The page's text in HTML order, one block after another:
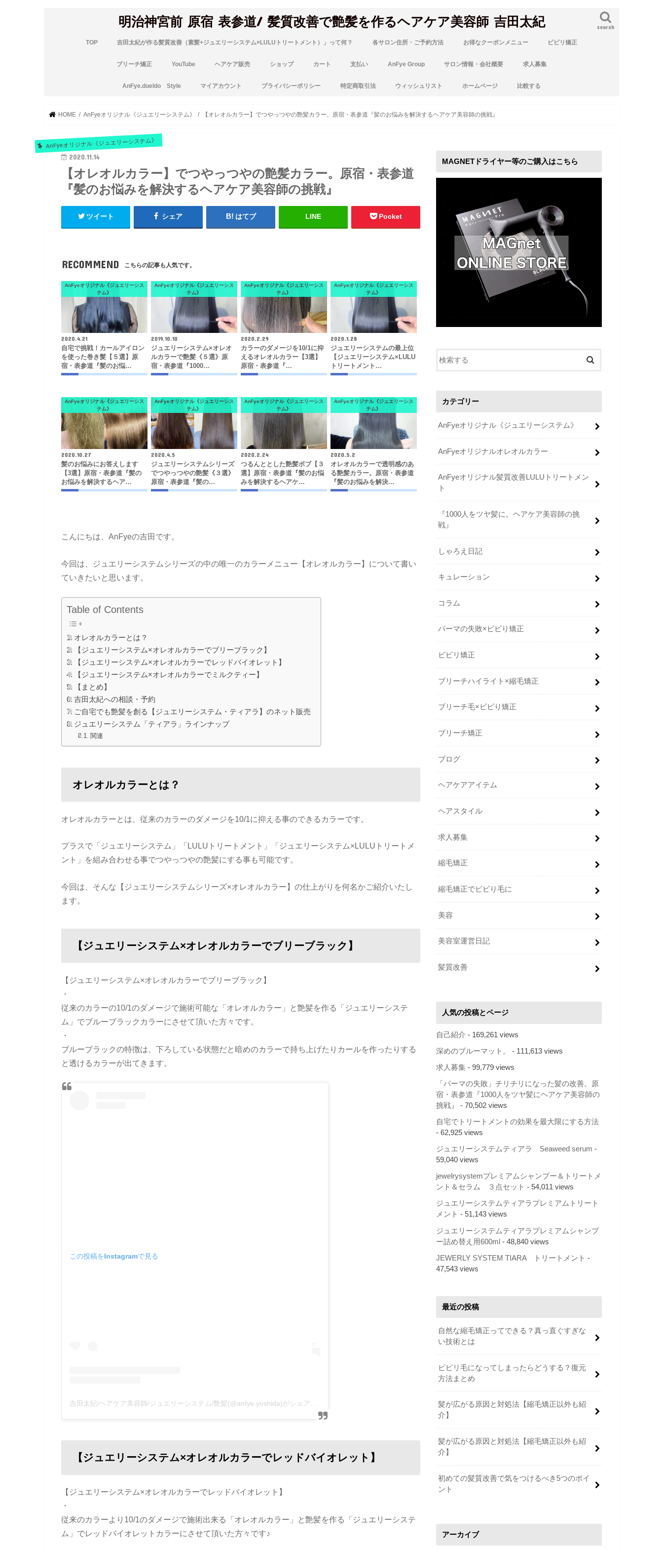
明治神宮前 原宿 表参道/ 髪質改善で艶髪を作るヘアケア美容師 吉田太紀 search
TOP 吉田太紀が作る髪質改善（素髪+ジュエリーシステム×LULUトリートメント）」って何？ 各サロン住所・ご予約方法 お得なクーポンメニュー ビビリ矯正
ブリーチ矯正 YouTube ヘアケア販売 ショップ カート 支払い AnFye Group サロン情報・会社概要 求人募集
AnFye.dueldo Style マイアカウント プライバシーポリシー 特定商取引法 ウィッシュリスト ホームページ 比較する
HOME AnFyeオリジナル《ジュエリーシステム》 【オレオルカラー】でつやっつやの艶髪カラー。原宿・表参道『髪のお悩みを解決するヘアケア美容師の挑戦』
AnFyeオリジナル《ジュエリーシステム》
2020.11.14
【オレオルカラー】でつやっつやの艶髪カラー。原宿・表参道
『髪のお悩みを解決するヘアケア美容師の挑戦』
ツイート シェア はてブ LINE Pocket
RECOMMEND こちらの記事も人気です。
AnFyeオリジナル《ジュエリーシス
テム》
2020.4.21
自宅で挑戦！カールアイロン
を使った巻き髪【５選】原
宿・表参道『髪のお悩…
AnFyeオリジナル《ジュエリーシス
テム》
2019.10.10
ジュエリーシステム×オレオ
ルカラーで艶髪《５選》原
宿・表参道『1000…
AnFyeオリジナル《ジュエリーシス
テム》
2020.2.29
カラーのダメージを10/1に抑
えるオレオルカラー【3選】
原宿・表参道『…
AnFyeオリジナル《ジュエリーシス
テム》
2020.1.28
ジュエリーシステムの最上位
【ジュエリーシステム×LULU
トリートメント…
AnFyeオリジナル《ジュエリーシス
テム》
2020.10.27
髪のお悩みにお答えします
【3選】原宿・表参道『髪の
お悩みを解決するヘア…
AnFyeオリジナル《ジュエリーシス
テム》
2020.4.5
ジュエリーシステムシリーズ
でつやっつやの艶髪《３選》
原宿・表参道『髪の…
AnFyeオリジナル《ジュエリーシス
テム》
2020.2.24
つるんととした艶髪ボブ【３
選】原宿・表参道『髪のお悩
みを解決するヘアケ…
AnFyeオリジナル《ジュエリーシス
テム》
2020.5.2
オレオルカラーで透明感のあ
る艶髪カラー。原宿・表参道
『髪のお悩みを解決…
こんにちは、AnFyeの吉田です。
今回は、ジュエリーシステムシリーズの中の唯一のカラーメニュー【オレオルカラー】について書い
ていきたいと思います。
Table of Contents
オレオルカラーとは？
【ジュエリーシステム×オレオルカラーでブリーブラック】
【ジュエリーシステム×オレオルカラーでレッドバイオレット】
【ジュエリーシステム×オレオルカラーでミルクティー】
【まとめ】
吉田太紀への相談・予約
ご自宅でも艶髪を創る【ジュエリーシステム・ティアラ】のネット販売
ジュエリーシステム「ティアラ」ラインナップ
関連
オレオルカラーとは？
オレオルカラーとは、従来のカラーのダメージを10/1に抑える事のできるカラーです。
プラスで「ジュエリーシステム」「LULUトリートメント」「ジュエリーシステム×LULUトリートメ
ント」を組み合わせる事でつやっつやの艶髪にする事も可能です。
今回は、そんな【ジュエリーシステムシリーズ×オレオルカラー】の仕上がりを何名かご紹介いたし
ます。
【ジュエリーシステム×オレオルカラーでブリーブラック】
【ジュエリーシステム×オレオルカラーでブリーブラック】
・
従来のカラーの10/1のダメージで施術可能な「オレオルカラー」と艶髪を作る「ジュエリーシステ
ム」でブルーブラックカラーにさせて頂いた方々です。
・
ブルーブラックの特徴は、下ろしている状態だと暗めのカラーで持ち上げたりカールを作ったりする
と透けるカラーが出てきます。
この投稿をInstagramで見る
【ジュエリーシステム×オレオルカラーでレッドバイオレット】
【ジュエリーシステム×オレオルカラーでレッドバイオレット】
・
従来のカラーより10/1のダメージで施術出来る「オレオルカラー」と艶髪を作る「ジュエリーシステ
ム」でレッドバイオレットカラーにさせて頂いた方々です♪
MAGNETドライヤー等のご購入はこちら
カテゴリー
AnFyeオリジナル《ジュエリーシステム》
AnFyeオリジナルオレオルカラー
AnFyeオリジナル髪質改善LULUトリートメン
ト
『1000人をツヤ髪に。ヘアケア美容師の挑
戦』
しゃろえ日記
キュレーション
コラム
パーマの失敗×ビビり矯正
ビビリ矯正
ブリーチハイライト×縮毛矯正
ブリーチ毛×ビビり矯正
ブリーチ矯正
ブログ
ヘアケアアイテム
ヘアスタイル
求人募集
縮毛矯正
縮毛矯正でビビり毛に
美容
美容室運営日記
髪質改善
人気の投稿とページ
自己紹介 - 169,261 views
深めのブルーマット。 - 111,613 views
求人募集 - 99,779 views
「パーマの失敗」チリチリになった髪の改善。原
宿・表参道『1000人をツヤ髪にヘアケア美容師の
挑戦』
- 70,502 views
自宅でトリートメントの効果を最大限にする方法
- 62,925 views
ジュエリーシステムティアラ Seaweed serum -
59,040 views
jewelrysystemプレミアムシャンプー＆トリートメ
ント＆セラム ３点セット - 54,011 views
ジュエリーシステムティアラプレミアムトリート
メント - 51,143 views
ジュエリーシステムティアラプレミアムシャンプ
ー詰め替え用600ml - 48,840 views
JEWERLY SYSTEM TIARA トリートメント -
47,543 views
最近の投稿
自然な縮毛矯正ってできる？真っ直ぐすぎな
い技術とは
ビビリ毛になってしまったらどうする？復元
方法まとめ
髪が広がる原因と対処法【縮毛矯正以外も紹
介】
髪が広がる原因と対処法【縮毛矯正以外も紹
介】
初めての髪質改善で気をつけるべき5つのポイ
ント
アーカイブ